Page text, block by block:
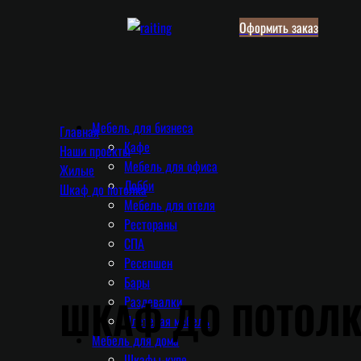
Оформить заказ
Мебель для бизнеса
Кафе
Мебель для офиса
Лобби
Мебель для отеля
Рестораны
СПА
Ресепшен
Бары
Раздевалки
Плетеная мебель
Мебель для дома
Главная
Наши проекты
Жилые
Шкаф до потолка
ШКАФ ДО ПОТОЛКА